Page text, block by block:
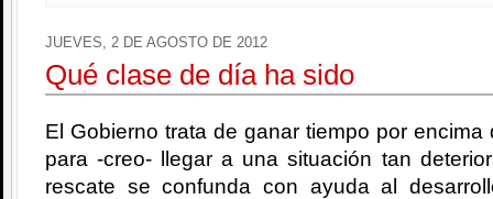
JUEVES, 2 DE AGOSTO DE 2012
Qué clase de día ha sido
El Gobierno trata de ganar tiempo por
para -creo- llegar a una situación tan
rescate se confunda con ayuda al